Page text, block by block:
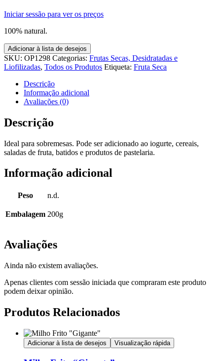
Iniciar sessão para ver os preços
100% natural.
Adicionar à lista de desejos
SKU: OP1298 Categorias: Frutas Secas, Desidratadas e
Liofilizadas, Todos os Produtos Etiqueta: Fruta Seca
Descrição
Informação adicional
Avaliações (0)
Descrição
Ideal para sobremesas. Pode ser adicionado ao iogurte, cereais,
saladas de fruta, batidos e produtos de pastelaria.
Informação adicional
Peso n.d.
Embalagem 200g
Avaliações
Ainda não existem avaliações.
Apenas clientes com sessão iniciada que compraram este produto
podem deixar opinião.
Produtos Relacionados
Adicionar à lista de desejos Visualização rápida